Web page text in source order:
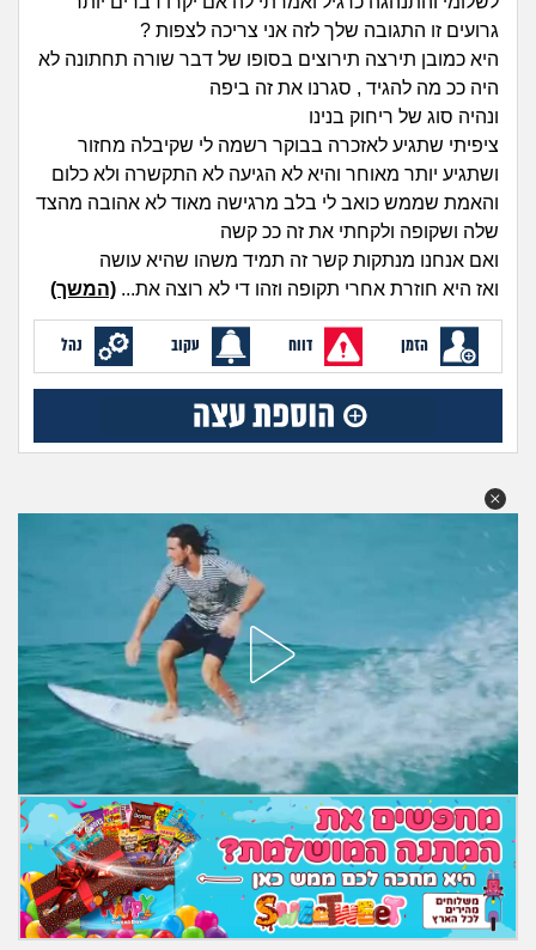
לימודים וסטודנטים
חברים ואנשים
מה שעובר עליי
שומרים על הגוף
פיננסי וכלכלה
חיות מחמד
יוקר המחיה
גאווה
גרועים זו התגובה שלך לזה אני צריכה לצפות ?
היא כמובן תירצה תירוצים בסופו של דבר שורה תחתונה לא
היה ככ מה להגיד , סגרנו את זה ביפה
ונהיה סוג של ריחוק בנינו
ציפיתי שתגיע לאזכרה בבוקר רשמה לי שקיבלה מחזור
ושתגיע יותר מאוחר והיא לא הגיעה לא התקשרה ולא כלום
והאמת שממש כואב לי בלב מרגישה מאוד לא אהובה מהצד
שלה ושקופה ולקחתי את זה ככ קשה
ואם אנחנו מנתקות קשר זה תמיד משהו שהיא עושה
ואז היא חוזרת אחרי תקופה וזהו די לא רוצה את... (המשך)
הזמן דווח עקוב נהל